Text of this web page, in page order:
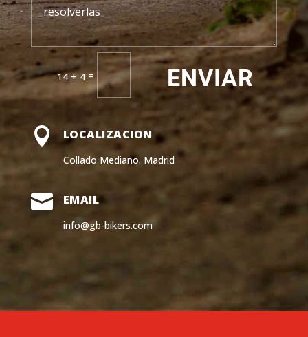
14 + 4= ENVIAR
 LOCALIZACION
Collado Mediano. Madrid
 EMAIL
info@gb-bikers.com